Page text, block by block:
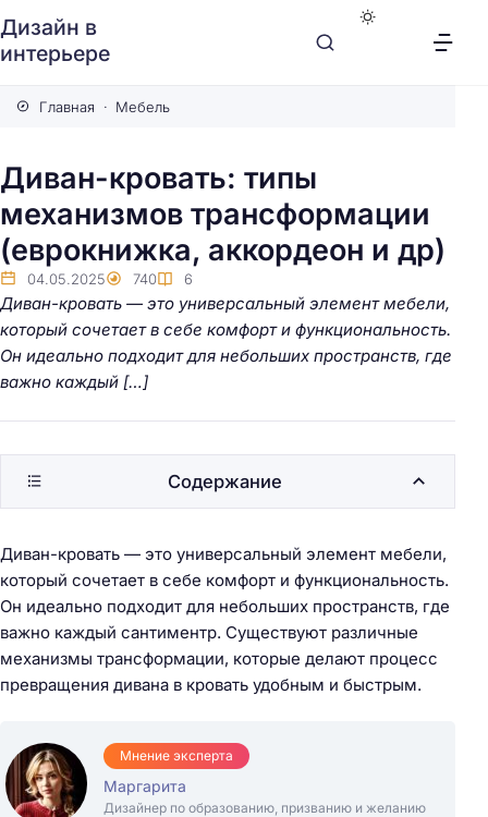
Дизайн в
интерьере
Главная Мебель
Диван-кровать: типы
механизмов трансформации
(еврокнижка, аккордеон и др)
04.05.2025 740 6
Диван-кровать — это универсальный элемент мебели,
который сочетает в себе комфорт и функциональность.
Он идеально подходит для небольших пространств, где
важно каждый […]
Диван-кровать — это универсальный элемент мебели,
который сочетает в себе комфорт и функциональность.
Он идеально подходит для небольших пространств, где
важно каждый сантиментр. Существуют различные
механизмы трансформации, которые делают процесс
превращения дивана в кровать удобным и быстрым.
Мнение эксперта
Маргарита
Дизайнер по образованию, призванию и желанию
Содержание